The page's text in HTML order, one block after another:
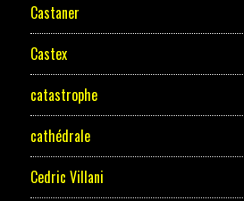
Castaner
Castex
catastrophe
cathédrale
Cedric Villani